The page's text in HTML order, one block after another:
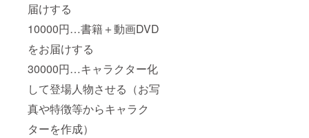
届けする
10000円…書籍＋動画DVD
をお届けする
30000円…キャラクター化
して登場人物させる（お写
真や特徴等からキャラク
ターを作成）